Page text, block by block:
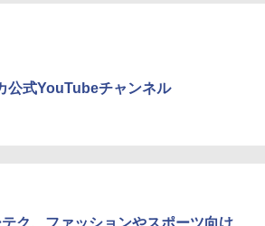
公式YouTubeチャンネル
ク、ファッションやスポーツ向け